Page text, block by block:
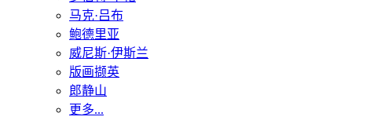
马克·吕布
鲍德里亚
威尼斯·伊斯兰
版画撷英
郎静山
更多...